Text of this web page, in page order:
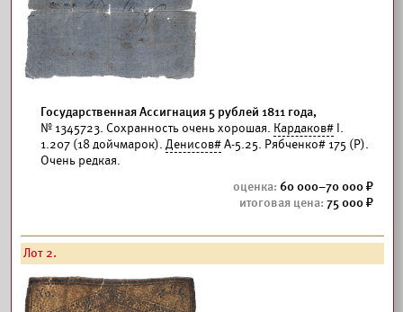
Государственная Ассигнация 5 рублей 1811 года,
№ 1345723. Сохранность очень хорошая. Кардаков# I.
1.207 (18 дойчмарок). Денисов#А-5.25. Рябченко# 175 (Р).
Очень редкая.
60 000–70 000
75 000
Лот 2.